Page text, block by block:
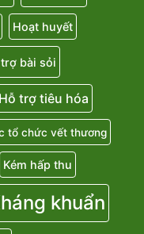
Hoạt huyết
bài sỏi
Hỗ trợ tiêu hóa
tổ chức vết thương
Kém hấp thu
khuẩn